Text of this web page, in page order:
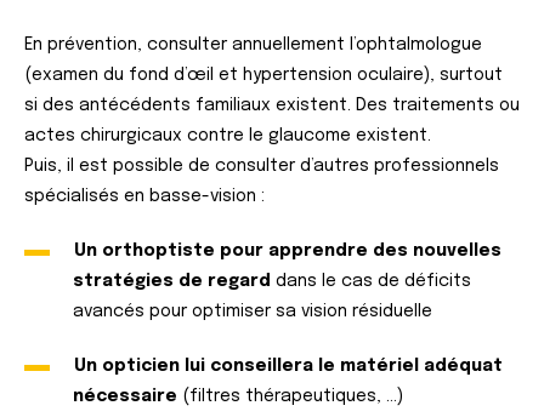
En prévention, consulter annuellement l’ophtalmologue
(examen du fond d’œil et hypertension oculaire), surtout
si des antécédents familiaux existent. Des traitements ou
actes chirurgicaux contre le glaucome existent.
Puis, il est possible de consulter d’autres professionnels
spécialisés en basse-vision :
Un orthoptiste pour apprendre des nouvelles
stratégies de regard dans le cas de déficits
avancés pour optimiser sa vision résiduelle
Un opticien lui conseillera le matériel adéquat
nécessaire (filtres thérapeutiques, …)